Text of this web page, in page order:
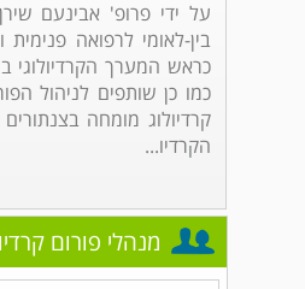
על ידי פרופ' אבינעם
בין-לאומי לרפואה פנימית
כראש המערך הקרדיולוגי
כמו כן שותפים לניהול
קרדיולוג מומחה
הקרדיו...
מנהלי פורום